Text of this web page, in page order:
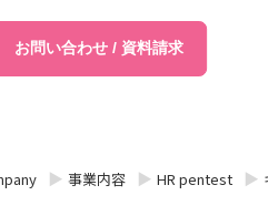
お問い合わせ / 資料請求
事業内容 HR pentest